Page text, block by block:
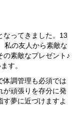
なってきました。13
私の友人から素敵な
の素敵なプレゼント♪
す。
体調管理も必須では
が頑張りを存分に発
夢に近づけますよ